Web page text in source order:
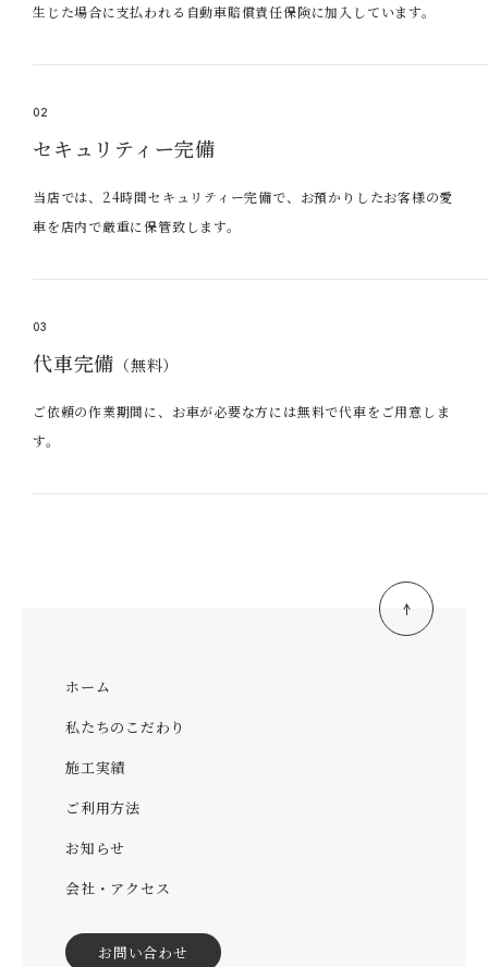
生じた場合に支払われる自動車賠償責任保険に加入しています。
02
セキュリティー完備
当店では、24時間セキュリティー完備で、お預かりしたお客様の愛
車を店内で厳重に保管致します。
03
代車完備 （無料）
ご依頼の作業期間に、お車が必要な方には無料で代車をご用意しま
す。
ホーム
私たちのこだわり
施工実績
ご利用方法
お知らせ
会社・アクセス
お問い合わせ